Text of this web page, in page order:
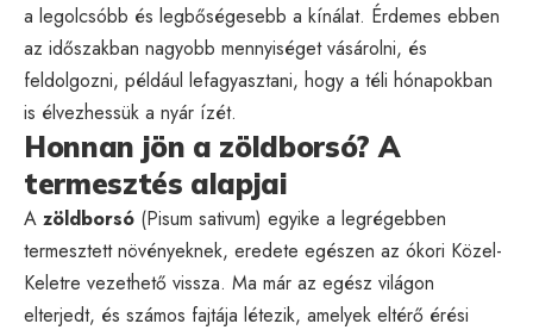
a legolcsóbb és legbőségesebb a kínálat. Érdemes ebben
az időszakban nagyobb mennyiséget vásárolni, és
feldolgozni, például lefagyasztani, hogy a téli hónapokban
is élvezhessük a nyár ízét.
Honnan jön a zöldborsó? A
termesztés alapjai
A zöldborsó (Pisum sativum) egyike a legrégebben
termesztett növényeknek, eredete egészen az ókori Közel-
Keletre vezethető vissza. Ma már az egész világon
elterjedt, és számos fajtája létezik, amelyek eltérő érési